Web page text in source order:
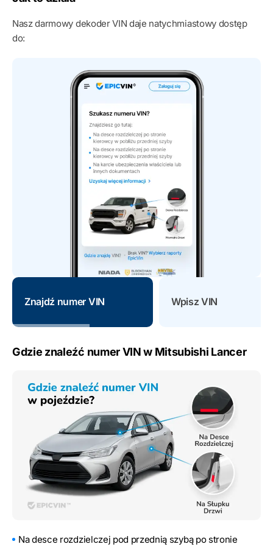
Nasz darmowy dekoder VIN daje natychmiastowy dostęp
do:
Znajdź numer VIN Wpisz VIN
Gdzie znaleźć numer VIN w Mitsubishi Lancer
Na desce rozdzielczej pod przednią szybą po stronie